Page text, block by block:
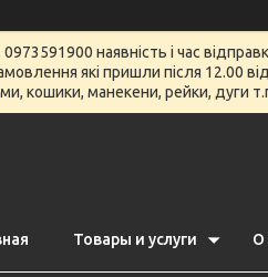
наявність і час
які пришли після 12.00
кошики, манекени, рейки, дуги
Товары и услуги О